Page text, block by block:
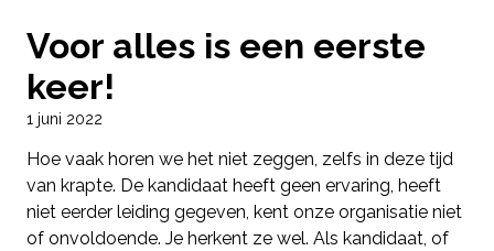
Voor alles is een eerste
keer!
1 juni 2022
Hoe vaak horen we het niet zeggen, zelfs in deze tijd
van krapte. De kandidaat heeft geen ervaring, heeft
niet eerder leiding gegeven, kent onze organisatie niet
of onvoldoende. Je herkent ze wel. Als kandidaat, of